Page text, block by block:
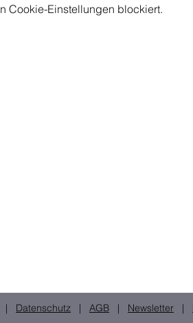
Cookie-Einstellungen blockiert.
| Datenschutz | AGB | Newsletter |